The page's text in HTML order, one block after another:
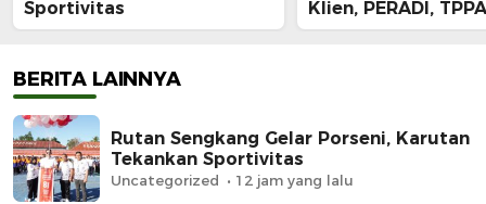
Sportivitas
Klien, PERADI,
IKADIN Kompak
BERITA LAINNYA
Rutan Sengkang Gelar Porseni, Karutan
Tekankan Sportivitas
Uncategorized 12 jam yang lalu